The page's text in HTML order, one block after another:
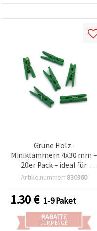
Grüne Holz-
Miniklammern 4x30 mm –
20er Pack – ideal für
Basteln, Fotoleine &
Artikelnummer: 830360
1.30€ 1-9 Paket
RABATTE
FÜR MENGE